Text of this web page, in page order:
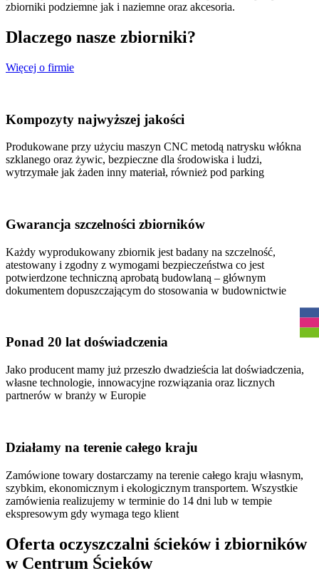
zbiorniki podziemne jak i naziemne oraz akcesoria.
Dlaczego nasze zbiorniki?
Więcej o firmie
Kompozyty najwyższej jakości
Produkowane przy użyciu maszyn CNC metodą natrysku włókna
szklanego oraz żywic, bezpieczne dla środowiska i ludzi,
wytrzymałe jak żaden inny materiał, również pod parking
Gwarancja szczelności zbiorników
Każdy wyprodukowany zbiornik jest badany na szczelność,
atestowany i zgodny z wymogami bezpieczeństwa co jest
potwierdzone techniczną aprobatą budowlaną – głównym
dokumentem dopuszczającym do stosowania w budownictwie
Ponad 20 lat doświadczenia
Jako producent mamy już przeszło dwadzieścia lat doświadczenia,
własne technologie, innowacyjne rozwiązania oraz licznych
partnerów w branży w Europie
Działamy na terenie całego kraju
Zamówione towary dostarczamy na terenie całego kraju własnym,
szybkim, ekonomicznym i ekologicznym transportem. Wszystkie
zamówienia realizujemy w terminie do 14 dni lub w tempie
ekspresowym gdy wymaga tego klient
Oferta oczyszczalni ścieków i zbiorników
w Centrum Ścieków